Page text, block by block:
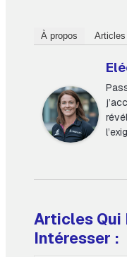
À propos
Articles Qui
Intéresser :